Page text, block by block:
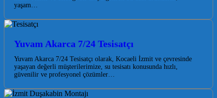
yaşam…
Yuvam Akarca 7/24 Tesisatçı
Yuvam Akarca 7/24 Tesisatçı olarak, Kocaeli İzmit ve çevresinde
yaşayan değerli müşterilerimize, su tesisatı konusunda hızlı,
güvenilir ve profesyonel çözümler…